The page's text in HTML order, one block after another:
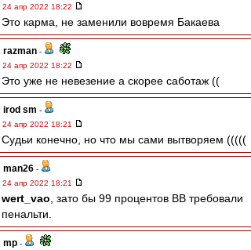
24 апр 2022 18:22
Это карма, не заменили вовремя Бакаева
razman -
24 апр 2022 18:22
Это уже не невезение а скорее саботаж ((
irod sm -
24 апр 2022 18:21
Судьи конечно, но что мы сами вытворяем (((((
man26 -
24 апр 2022 18:21
wert_vao , зато бы 99 процентов ВВ требовали
пенальти.
mp -